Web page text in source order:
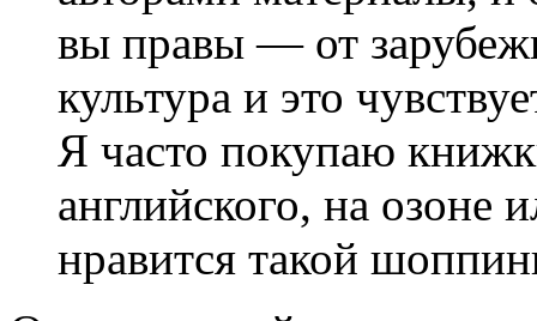
вы правы — от
культура и это
Я часто покупаю
английского, на озоне
нравится такой